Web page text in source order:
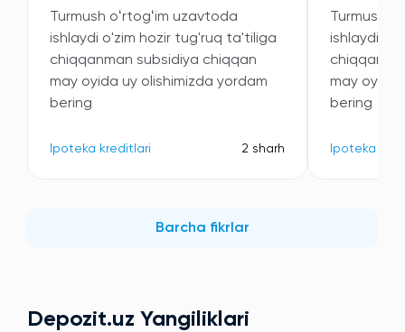
Turmush oʻrtogʻim uzavtoda
ishlaydi o'zim hozir tug'ruq ta'tiliga
chiqqanman subsidiya chiqqan
may oyida uy olishimizda yordam
bering
Ipoteka kreditlari 2 sharh
Turmush
ishlaydi
may oyida
bering
Ipoteka
Barcha fikrlar
Depozit.uz Yangiliklari